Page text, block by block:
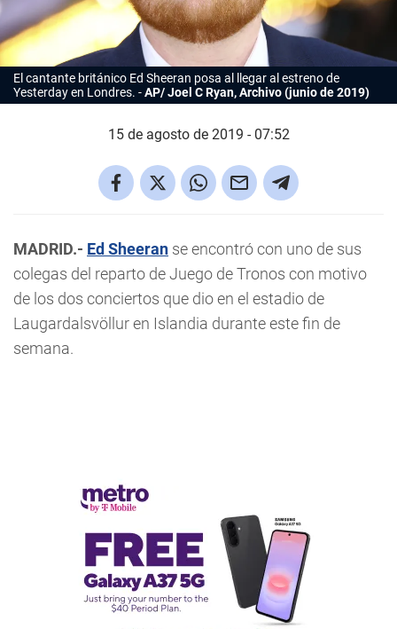
El cantante británico Ed Sheeran posa al llegar al estreno de
Yesterdayen Londres. AP/ Joel C Ryan, Archivo (junio de 2019)
15 de agosto de 2019 - 07:52
MADRID.- Ed Sheeran se encontró con uno de sus
colegas del reparto de Juego de Tronos con motivo
de los dos conciertos que dio en el estadio de
Laugardalsvöllur en Islandia durante este fin de
semana.